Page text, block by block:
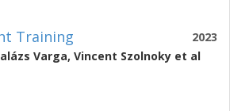
2023
Training
Varga, Vincent Szolnoky et al